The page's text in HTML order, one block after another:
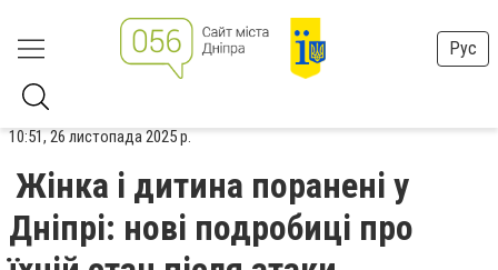
Рус
10:51, 26 листопада 2025 р.
Жінка і дитина поранені у
Дніпрі: нові подробиці про